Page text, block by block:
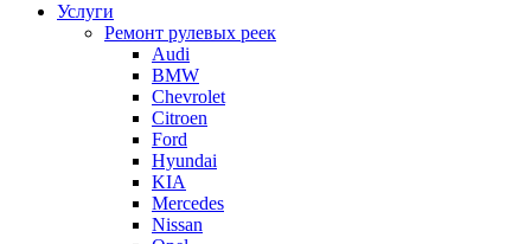
Услуги
Ремонт рулевых реек
Audi
BMW
Chevrolet
Citroen
Ford
Hyundai
KIA
Mercedes
Nissan